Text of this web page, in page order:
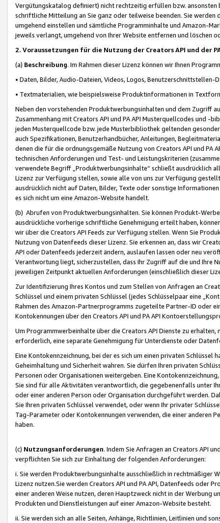
Vergütungskatalog definiert) nicht rechtzeitig erfüllen bzw. ansonsten
schriftliche Mitteilung an Sie ganz oder teilweise beenden. Sie werden
umgehend einstellen und sämtliche Programminhalte und Amazon-
jeweils verlangt, umgehend von Ihrer Website entfernen und löschen
2. Voraussetzungen für die Nutzung der Creators API und der
(a) Beschreibung. Im Rahmen dieser Lizenz können wir Ihnen
• Daten, Bilder, Audio-Dateien, Videos, Logos, Benutzerschnittstellen-
• Textmaterialien, wie beispielsweise Produktinformationen in
Neben den vorstehenden Produktwerbungsinhalten und dem Zugriff
Zusammenhang mit Creators API und PA API Musterquellcodes und
jeden Musterquellcode bzw. jede Musterbibliothek geltenden
auch Spezifikationen, Benutzerhandbücher, Anleitungen,
denen die für die ordnungsgemäße Nutzung von Creators API und PA
technischen Anforderungen und Test- und Leistungskriterien
verwendete Begriff „Produktwerbungsinhalte“ schließt ausdrücklich
Lizenz zur Verfügung stellen, sowie alle von uns zur Verfügung
ausdrücklich nicht auf Daten, Bilder, Texte oder sonstige
es sich nicht um eine Amazon-Website handelt.
(b) Abrufen von Produktwerbungsinhalten. Sie können Produkt-
ausdrückliche vorherige schriftliche Genehmigung erteilt haben,
wir über die Creators API Feeds zur Verfügung stellen. Wenn Sie
Nutzung von Datenfeeds dieser Lizenz. Sie erkennen an, dass wir
API oder Datenfeeds jederzeit ändern, auslaufen lassen oder neu
Verantwortung liegt, sicherzustellen, dass Ihr Zugriff auf die und Ihre
jeweiligen Zeitpunkt aktuellen Anforderungen (einschließlich dieser
Zur Identifizierung Ihres Kontos und zum Stellen von Anfragen an
Schlüssel und einem privaten Schlüssel (jedes Schlüsselpaar eine
Rahmen des Amazon-Partnerprogramms zugeteilte Partner-ID oder
Kontokennungen über den Creators API und PA API
Um Programmwerbeinhalte über die Creators API Dienste zu
erforderlich, eine separate Genehmigung für Unterdienste oder
Eine Kontokennzeichnung, bei der es sich um einen privaten
Geheimhaltung und Sicherheit wahren. Sie dürfen Ihren privaten
Personen oder Organisationen weitergeben. Eine
Sie sind für alle Aktivitäten verantwortlich, die gegebenenfalls unter
oder einer anderen Person oder Organisation durchgeführt werden.
Sie Ihren privaten Schlüssel verwendet, oder wenn Ihr privater
Tag-Parameter oder Kontokennungen verwenden, die einer anderen
haben.
(c) Nutzungsanforderungen. Indem Sie Anfragen an Creators API
verpflichten Sie sich zur Einhaltung der folgenden Anforderungen:
i. Sie werden Produktwerbungsinhalte ausschließlich in rechtmäßiger
Lizenz nutzen.Sie werden Creators API und PA API, Datenfeeds oder
einer anderen Weise nutzen, deren Hauptzweck nicht in der Werbung
Produkten und Dienstleistungen auf einer Amazon-Website besteht.
ii. Sie werden sich an alle Seiten, Anhänge, Richtlinien, Leitlinien und